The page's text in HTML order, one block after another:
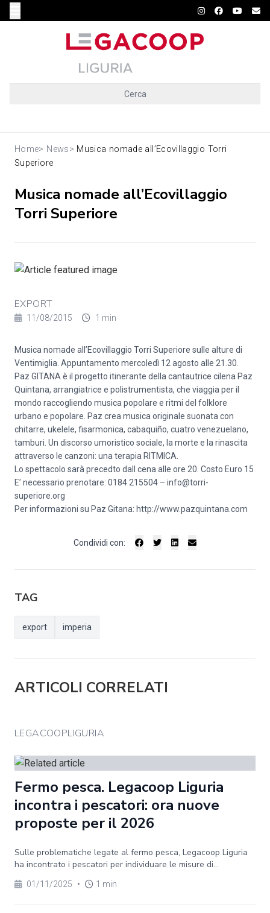
Cerca
Home> News> Musica nomade all’Ecovillaggio Torri
Superiore
Musica nomade all’Ecovillaggio
Torri Superiore
EXPORT
11/08/2015 1 min
Musica nomade all’Ecovillaggio Torri Superiore sulle alture di
Ventimiglia. Appuntamento mercoledì 12 agosto alle 21.30.
Paz GITANA è il progetto itinerante della cantautrice cilena Paz
Quintana, arrangiatrice e polistrumentista, che viaggia per il
mondo raccogliendo musica popolare e ritmi del folklore
urbano e popolare. Paz crea musica originale suonata con
chitarre, ukelele, fisarmonica, cabaquiño, cuatro venezuelano,
tamburi. Un discorso umoristico sociale, la morte e la rinascita
attraverso le canzoni: una terapia RITMICA.
Lo spettacolo sarà precedto dall cena alle ore 20. Costo Euro 15
E’ necessario prenotare: 0184 215504 – info@torri-
superiore.org
Per informazioni su Paz Gitana: http://www.pazquintana.com
Condividi con:
TAG
export imperia
ARTICOLI CORRELATI
LEGACOOPLIGURIA
Fermo pesca. Legacoop Liguria
incontra i pescatori: ora nuove
proposte per il 2026
Sulle problematiche legate al fermo pesca, Legacoop Liguria
ha incontrato i pescatori per individuare le misure di...
01/11/2025 • 1 min